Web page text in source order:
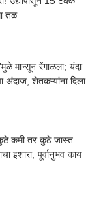
तळ
मान्सून रेंगाळला; यंदा
अंदाज, शेतकऱ्यांना दिला
कमी तर कुठे जास्त
इशारा, पूर्वानुभव काय